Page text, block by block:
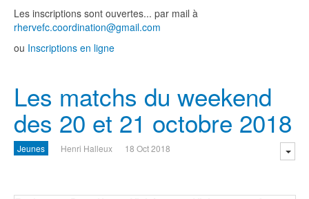
Les inscriptions sont ouvertes... par mail à
rhervefc.coordination@gmail.com
ou Inscriptions en ligne
Les matchs du weekend
des 20 et 21 octobre 2018
Jeunes Henri Halleux 18 Oct 2018